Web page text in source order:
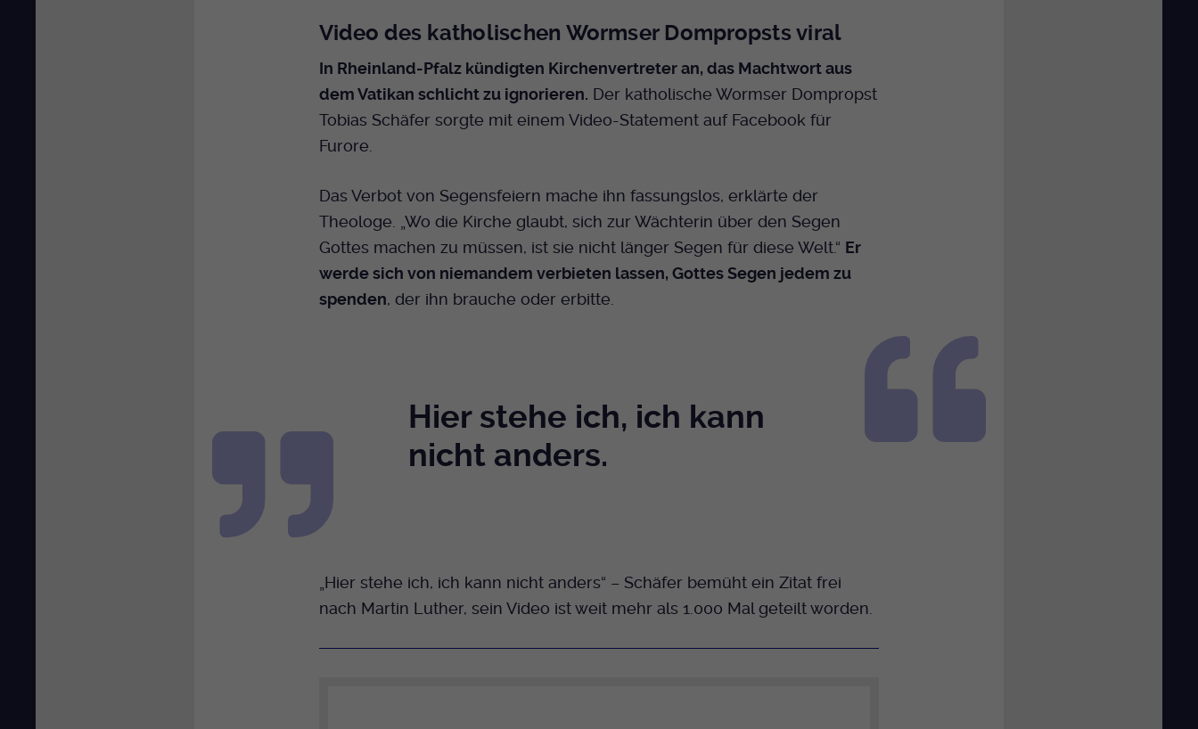
Video des katholischen Wormser Dompropsts viral
In Rheinland-Pfalz kündigten Kirchenvertreter an, das Machtwort aus
dem Vatikan schlicht zu ignorieren. Der katholische Wormser Dompropst
Tobias Schäfer sorgte mit einem Video-Statement auf Facebook für
Furore.
Das Verbot von Segensfeiern mache ihn fassungslos, erklärte der
Theologe. „Wo die Kirche glaubt, sich zur Wächterin über den Segen
Gottes machen zu müssen, ist sie nicht länger Segen für diese Welt.“ Er
werde sich von niemandem verbieten lassen, Gottes Segen jedem zu
spenden, der ihn brauche oder erbitte.
Hier stehe ich, ich kann
nicht anders.
„Hier stehe ich, ich kann nicht anders“ – Schäfer bemüht ein Zitat frei
nach Martin Luther, sein Video ist weit mehr als 1.000 Mal geteilt worden.
Laufzeit
Cookie am Ende der Sitzung gelöscht.
Zweck
Dient zur Speicherung der Cookie Opt-In
Einstellungen. Eine optionale Nummer nach